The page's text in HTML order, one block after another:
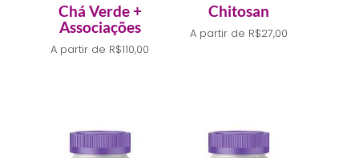
Chá Verde +
Associações
A partir de R$110,00
Chitosan
A partir de R$27,00